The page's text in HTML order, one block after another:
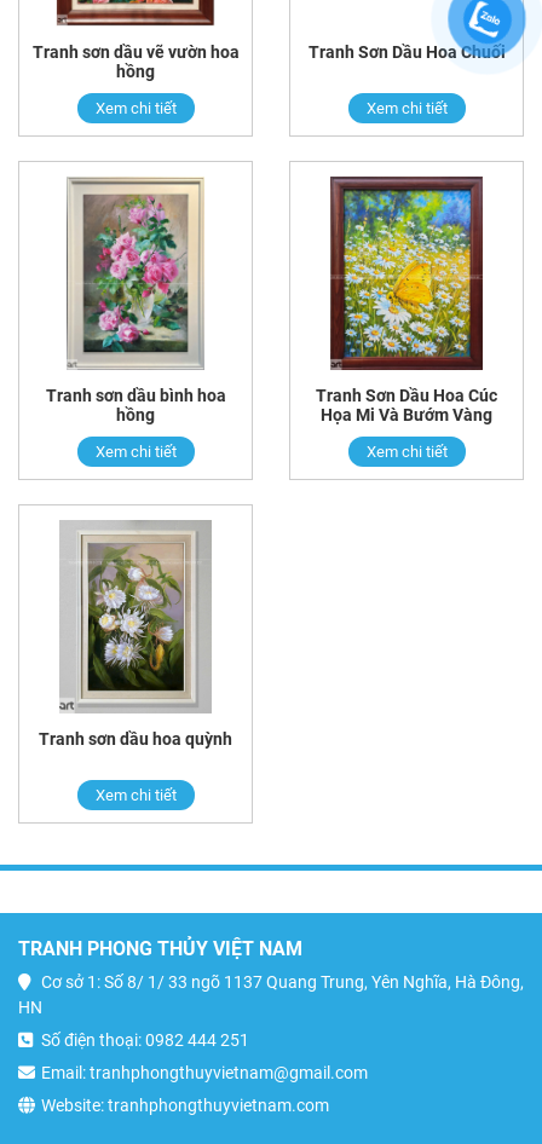
Tranh sơn dầu vẽ vườn hoa
hồng
Xem chi tiết
Tranh Sơn Dầu Hoa Chuối
Xem chi tiết
Tranh sơn dầu bình hoa
hồng
Xem chi tiết
Tranh Sơn Dầu Hoa Cúc
Họa Mi Và Bướm Vàng
Xem chi tiết
Tranh sơn dầu hoa quỳnh
Xem chi tiết
TRANH PHONG THỦY VIỆT NAM
Cơ sở 1: Số 8/ 1/ 33 ngõ 1137 Quang Trung, Yên Nghĩa, Hà Đông,
HN
Số điện thoại: 0982 444 251
Email: tranhphongthuyvietnam@gmail.com
Website: tranhphongthuyvietnam.com